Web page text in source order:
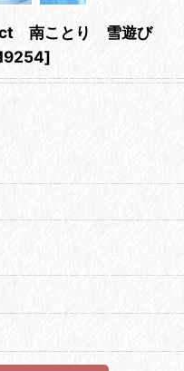
南ことり 雪遊び
]